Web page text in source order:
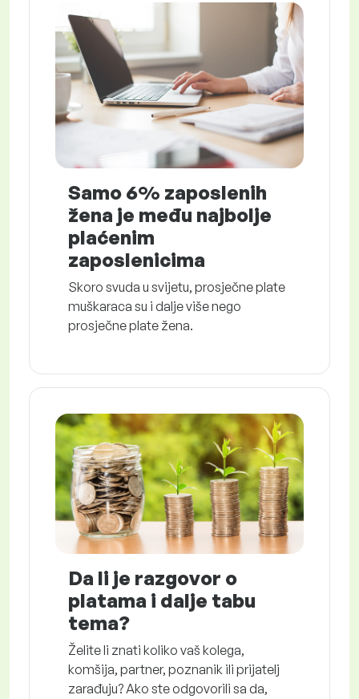
Samo 6% zaposlenih
žena je među najbolje
plaćenim
zaposlenicima
Skoro svuda u svijetu, prosječne plate
muškaraca su i dalje više nego
prosječne plate žena.
Da li je razgovor o
platama i dalje tabu
tema?
Želite li znati koliko vaš kolega,
komšija, partner, poznanik ili prijatelj
zarađuju? Ako ste odgovorili sa da,